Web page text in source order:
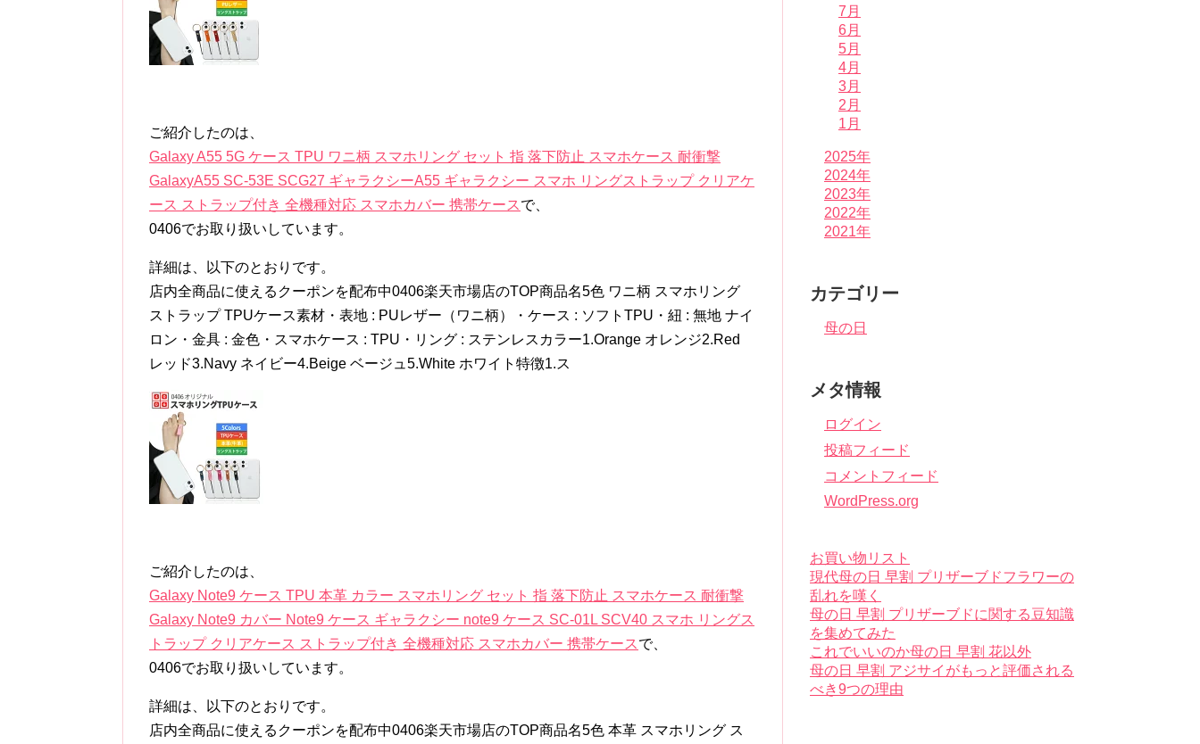
ご紹介したのは、
Galaxy A55 5G ケース TPU ワニ柄 スマホリング セット 指 落下防止 スマホケース 耐衝撃
GalaxyA55 SC-53E SCG27 ギャラクシーA55 ギャラクシー スマホ リングストラップ クリアケ
ース ストラップ付き 全機種対応 スマホカバー 携帯ケース で、
0406でお取り扱いしています。
詳細は、以下のとおりです。
店内全商品に使えるクーポンを配布中0406楽天市場店のTOP商品名5色 ワニ柄 スマホリング
ストラップ TPUケース素材・表地 : PUレザー（ワニ柄）・ケース : ソフトTPU・紐 : 無地 ナイ
ロン・金具 : 金色・スマホケース : TPU・リング : ステンレスカラー1.Orange オレンジ2.Red
レッド3.Navy ネイビー4.Beige ベージュ5.White ホワイト特徴1.ス
ご紹介したのは、
Galaxy Note9 ケース TPU 本革 カラー スマホリング セット 指 落下防止 スマホケース 耐衝撃
Galaxy Note9 カバー Note9 ケース ギャラクシー note9 ケース SC-01L SCV40 スマホ リングス
トラップ クリアケース ストラップ付き 全機種対応 スマホカバー 携帯ケース で、
0406でお取り扱いしています。
詳細は、以下のとおりです。
店内全商品に使えるクーポンを配布中0406楽天市場店のTOP商品名5色 本革 スマホリング ス
7月
6月
5月
4月
3月
2月
1月
2025年
2024年
2023年
2022年
2021年
カテゴリー
母の日
メタ情報
ログイン
投稿フィード
コメントフィード
WordPress.org
お買い物リスト
現代母の日 早割 プリザーブドフラワーの
乱れを嘆く
母の日 早割 プリザーブドに関する豆知識
を集めてみた
これでいいのか母の日 早割 花以外
母の日 早割 アジサイがもっと評価される
べき9つの理由